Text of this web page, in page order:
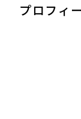
プロフィ